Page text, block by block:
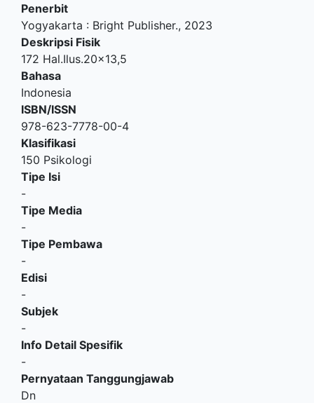
Penerbit
Yogyakarta : Bright Publisher., 2023
Deskripsi Fisik
172 Hal.Ilus.20x13,5
Bahasa
Indonesia
ISBN/ISSN
978-623-7778-00-4
Klasifikasi
150 Psikologi
Tipe Isi
-
Tipe Media
-
Tipe Pembawa
-
Edisi
-
Subjek
-
Info Detail Spesifik
-
Pernyataan Tanggungjawab
Dn